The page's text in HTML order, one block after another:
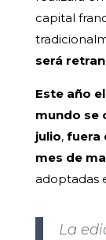
capital
será
Este año
mundo se
julio, fuera
mes de
adoptadas
La